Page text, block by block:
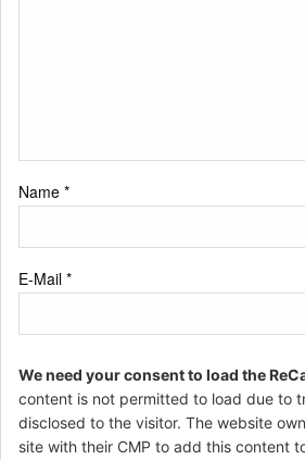
Name *
E-Mail *
We need your consent to load the
content is not permitted to load due to
disclosed to the visitor. The website
site with their CMP to add this content